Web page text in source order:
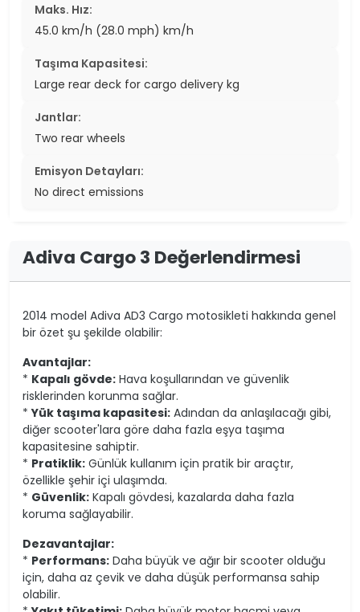
Maks. Hız:
45.0 km/h (28.0 mph) km/h
Taşıma Kapasitesi:
Large rear deck for cargo delivery kg
Jantlar:
Two rear wheels
Emisyon Detayları:
No direct emissions
Adiva Cargo 3 Değerlendirmesi
2014 model Adiva AD3 Cargo motosikleti hakkında genel
bir özet şu şekilde olabilir:
Avantajlar:
* Kapalı gövde: Hava koşullarından ve güvenlik
risklerinden korunma sağlar.
*Yük taşıma kapasitesi: Adından da anlaşılacağı gibi,
diğer scooter'lara göre daha fazla eşya taşıma
kapasitesine sahiptir.
* Pratiklik: Günlük kullanım için pratik bir araçtır,
özellikle şehir içi ulaşımda.
* Güvenlik: Kapalı gövdesi, kazalarda daha fazla
koruma sağlayabilir.
Dezavantajlar:
* Performans: Daha büyük ve ağır bir scooter olduğu
için, daha az çevik ve daha düşük performansa sahip
olabilir.